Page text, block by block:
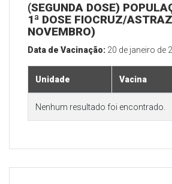
(SEGUNDA DOSE)
1ª DOSE FIOCRUZ/
NOVEMBRO)
Data de Vacinação: 20 de janeiro de
Unidade Vacina
Nenhum resultado foi encontrado.